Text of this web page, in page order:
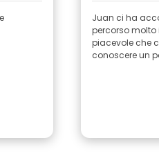
Juan ci ha
percorso molto
piacevole che
conoscere un